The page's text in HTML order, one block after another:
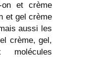
on et crème
et gel crème
aussi les
crème, gel,